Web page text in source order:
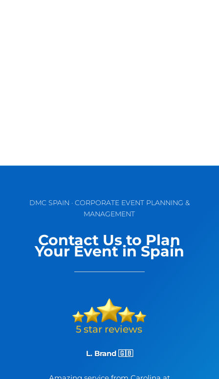
DMC SPAIN · CORPORATE EVENT PLANNING &
MANAGEMENT
Contact Us to Plan
Your Event in Spain
L. Brand 🇬🇧